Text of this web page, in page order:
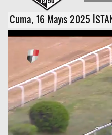
Cuma, 16 Mayıs 2025